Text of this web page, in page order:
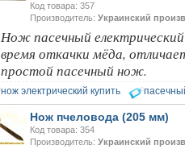
Код товара: 357
Производитель: Украинский
Нож пасечный
время откачки мёда,
простой пасечный нож.
нож электрический купить
Нож пчеловода (205 мм)
Код товара: 354
Производитель: Украинский